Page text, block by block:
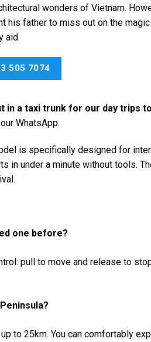
wonders of Vietnam.
his father to miss out on the
aid.
505 7074
a taxi trunk for our day trips to
WhatsApp.
is specifically designed for
in under a minute without tools.
one before?
pull to move and release to
to 25km. You can comfortably